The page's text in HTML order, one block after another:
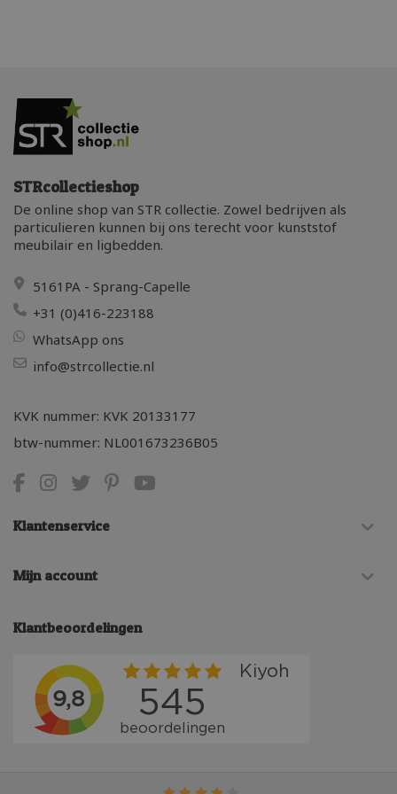
STRcollectieshop
De online shop van STR collectie. Zowel bedrijven als
particulieren kunnen bij ons terecht voor kunststof
meubilair en ligbedden.
5161PA - Sprang-Capelle
+31 (0)416-223188
WhatsApp ons
info@strcollectie.nl
KVK nummer: KVK 20133177
btw-nummer: NL001673236B05
Klantenservice
Mijn account
Klantbeoordelingen